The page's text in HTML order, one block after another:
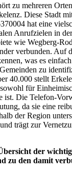
zu mehreren
Diese Stadt
hat eine
Anrufzielen in
wie Wegberg-
verbunden. Auf
was es
zu
40.000 stellt
für
ist. Die Telefon-
da sie eine
der Region
trägt zur
der
zu den damit